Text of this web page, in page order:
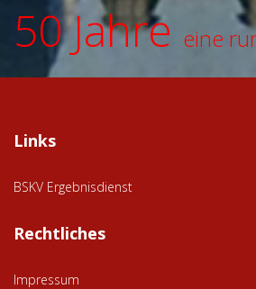
50 Jahre eine
Links
BSKV Ergebnisdienst
Rechtliches
Impressum